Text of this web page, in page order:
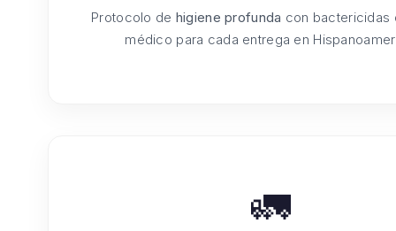
Protocolo de higiene profunda con bactericidas
médico para cada entrega en
🚛